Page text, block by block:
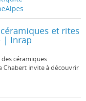
et rites
| Inrap
céramiques
Chabert invite à découvrir